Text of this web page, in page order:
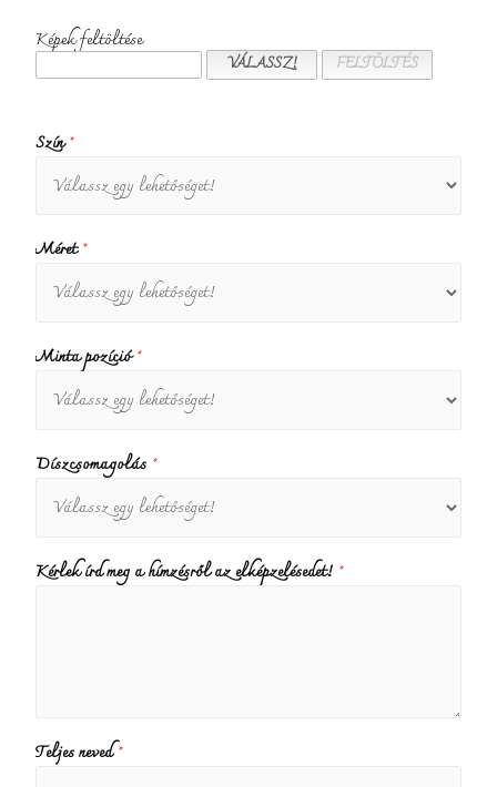
Képek feltöltése
Szín*
Méret*
Minta pozíció*
Díszcsomagolás *
Kérlek írd meg a hímzésről az elképzelésedet! *
Teljes neved*